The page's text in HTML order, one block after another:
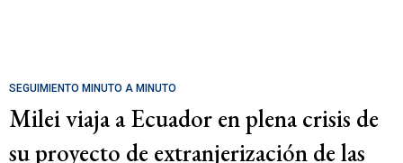
SEGUIMIENTO MINUTO A MINUTO
Milei viaja a Ecuador en plena crisis de
su proyecto de extranjerización de las